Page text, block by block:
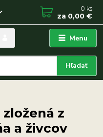
Menu
Hľadať
0 ks
za 0,00 €
z
a živcov